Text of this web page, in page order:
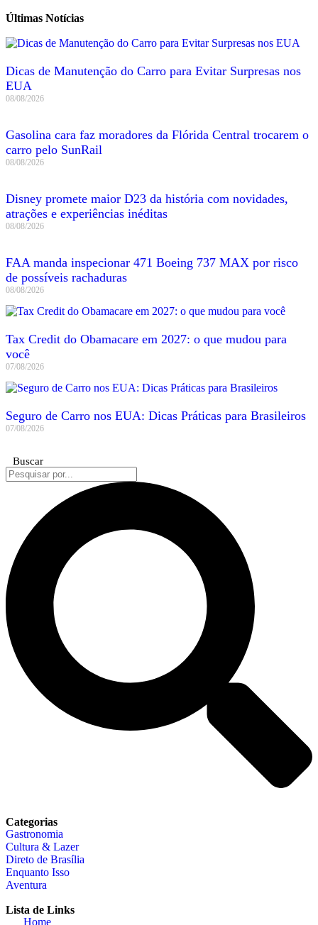
Últimas Notícias
Dicas de Manutenção do Carro para Evitar Surpresas nos
EUA
08/08/2026
Gasolina cara faz moradores da Flórida Central trocarem o
carro pelo SunRail
08/08/2026
Disney promete maior D23 da história com novidades,
atrações e experiências inéditas
08/08/2026
FAA manda inspecionar 471 Boeing 737 MAX por risco
de possíveis rachaduras
08/08/2026
Tax Credit do Obamacare em 2027: o que mudou para
você
07/08/2026
Seguro de Carro nos EUA: Dicas Práticas para Brasileiros
07/08/2026
Buscar
Categorias
Gastronomia
Cultura & Lazer
Direto de Brasília
Enquanto Isso
Aventura
Lista de Links
Home